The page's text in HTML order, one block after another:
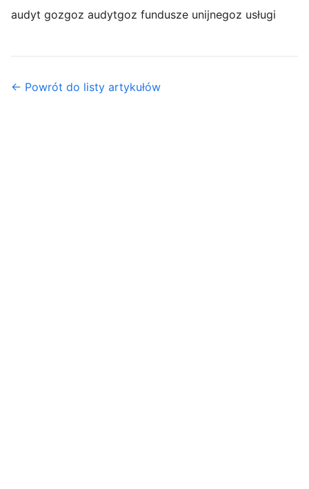
audyt gozgoz audytgoz fundusze unijnegoz usługi
← Powrót do listy artykułów